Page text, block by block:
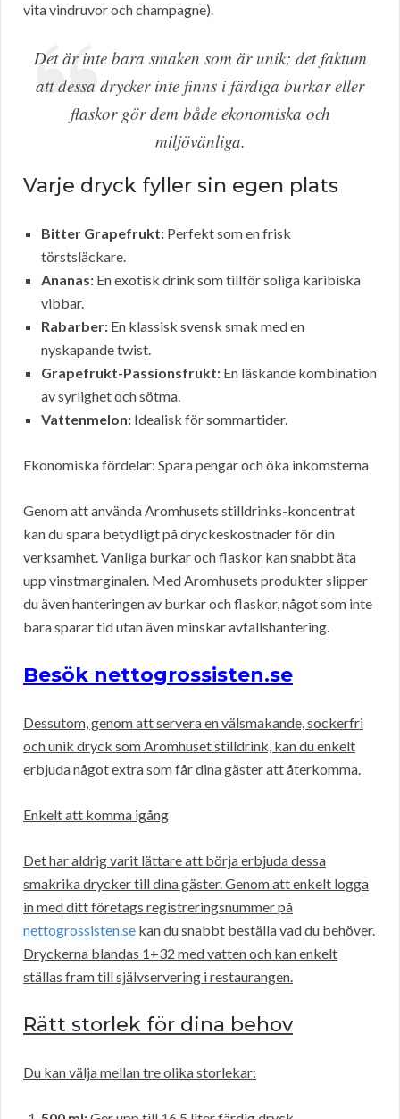
vita vindruvor och champagne).
Det är inte bara smaken som är unik; det faktum
att dessa drycker inte finns i färdiga burkar eller
flaskor gör dem både ekonomiska och
miljövänliga.
Varje dryck fyller sin egen plats
Bitter Grapefrukt: Perfekt som en frisk
törstsläckare.
Ananas: En exotisk drink som tillför soliga karibiska
vibbar.
Rabarber: En klassisk svensk smak med en
nyskapande twist.
Grapefrukt-Passionsfrukt: En läskande kombination
av syrlighet och sötma.
Vattenmelon: Idealisk för sommartider.
Ekonomiska fördelar: Spara pengar och öka inkomsterna
Genom att använda Aromhusets stilldrinks-koncentrat
kan du spara betydligt på dryckeskostnader för din
verksamhet. Vanliga burkar och flaskor kan snabbt äta
upp vinstmarginalen. Med Aromhusets produkter slipper
du även hanteringen av burkar och flaskor, något som inte
bara sparar tid utan även minskar avfallshantering.
Besök nettogrossisten.se
Dessutom, genom att servera en välsmakande, sockerfri
och unik dryck som Aromhuset stilldrink, kan du enkelt
erbjuda något extra som får dina gäster att återkomma.
Enkelt att komma igång
Det har aldrig varit lättare att börja erbjuda dessa
smakrika drycker till dina gäster. Genom att enkelt logga
in med ditt företags registreringsnummer på
nettogrossisten.se kan du snabbt beställa vad du behöver.
Dryckerna blandas 1+32 med vatten och kan enkelt
ställas fram till självservering i restaurangen.
Rätt storlek för dina behov
Du kan välja mellan tre olika storlekar: